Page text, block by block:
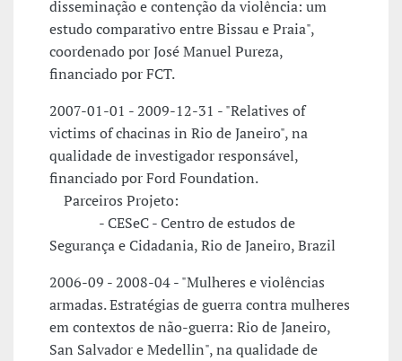
disseminação e contenção da violência: um
estudo comparativo entre Bissau e Praia",
coordenado por José Manuel Pureza,
financiado por FCT.
2007-01-01 - 2009-12-31 - "Relatives of
victims of chacinas in Rio de Janeiro", na
qualidade de investigador responsável,
financiado por Ford Foundation.
Parceiros Projeto:
- CESeC - Centro de estudos de
Segurança e Cidadania, Rio de Janeiro, Brazil
2006-09 - 2008-04 - "Mulheres e violências
armadas. Estratégias de guerra contra mulheres
em contextos de não-guerra: Rio de Janeiro,
San Salvador e Medellin", na qualidade de